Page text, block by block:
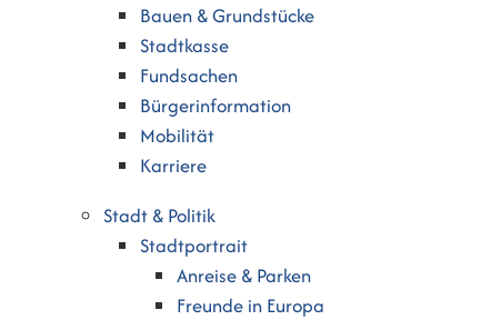
Bauen & Grundstücke
Stadtkasse
Fundsachen
Bürgerinformation
Mobilität
Karriere
Stadt & Politik
Stadtportrait
Anreise & Parken
Freunde in Europa